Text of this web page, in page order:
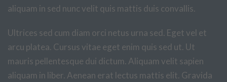
aliquam in sed nunc velit quis mattis duis convallis.
Ultrices sed cum diam orci netus urna sed. Eget vel et
arcu platea. Cursus vitae eget enim quis sed ut. Ut
mauris pellentesque dui dictum. Aliquam velit sapien
aliquam in liber. Aenean erat lectus mattis elit. Gravida